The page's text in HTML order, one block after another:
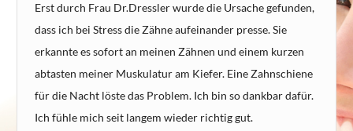
Erst durch Frau Dr.Dressler wurde die Ursache gefunden,
dass ich bei Stress die Zähne aufeinander presse. Sie
erkannte es sofort an meinen Zähnen und einem kurzen
abtasten meiner Muskulatur am Kiefer. Eine Zahnschiene
für die Nacht löste das Problem. Ich bin so dankbar dafür.
Ich fühle mich seit langem wieder richtig gut.